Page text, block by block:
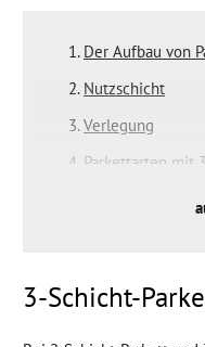
Der Aufbau von
Nutzschicht
Verlegung
Parkettarten mit
Parkettarten mit
3-Schicht-